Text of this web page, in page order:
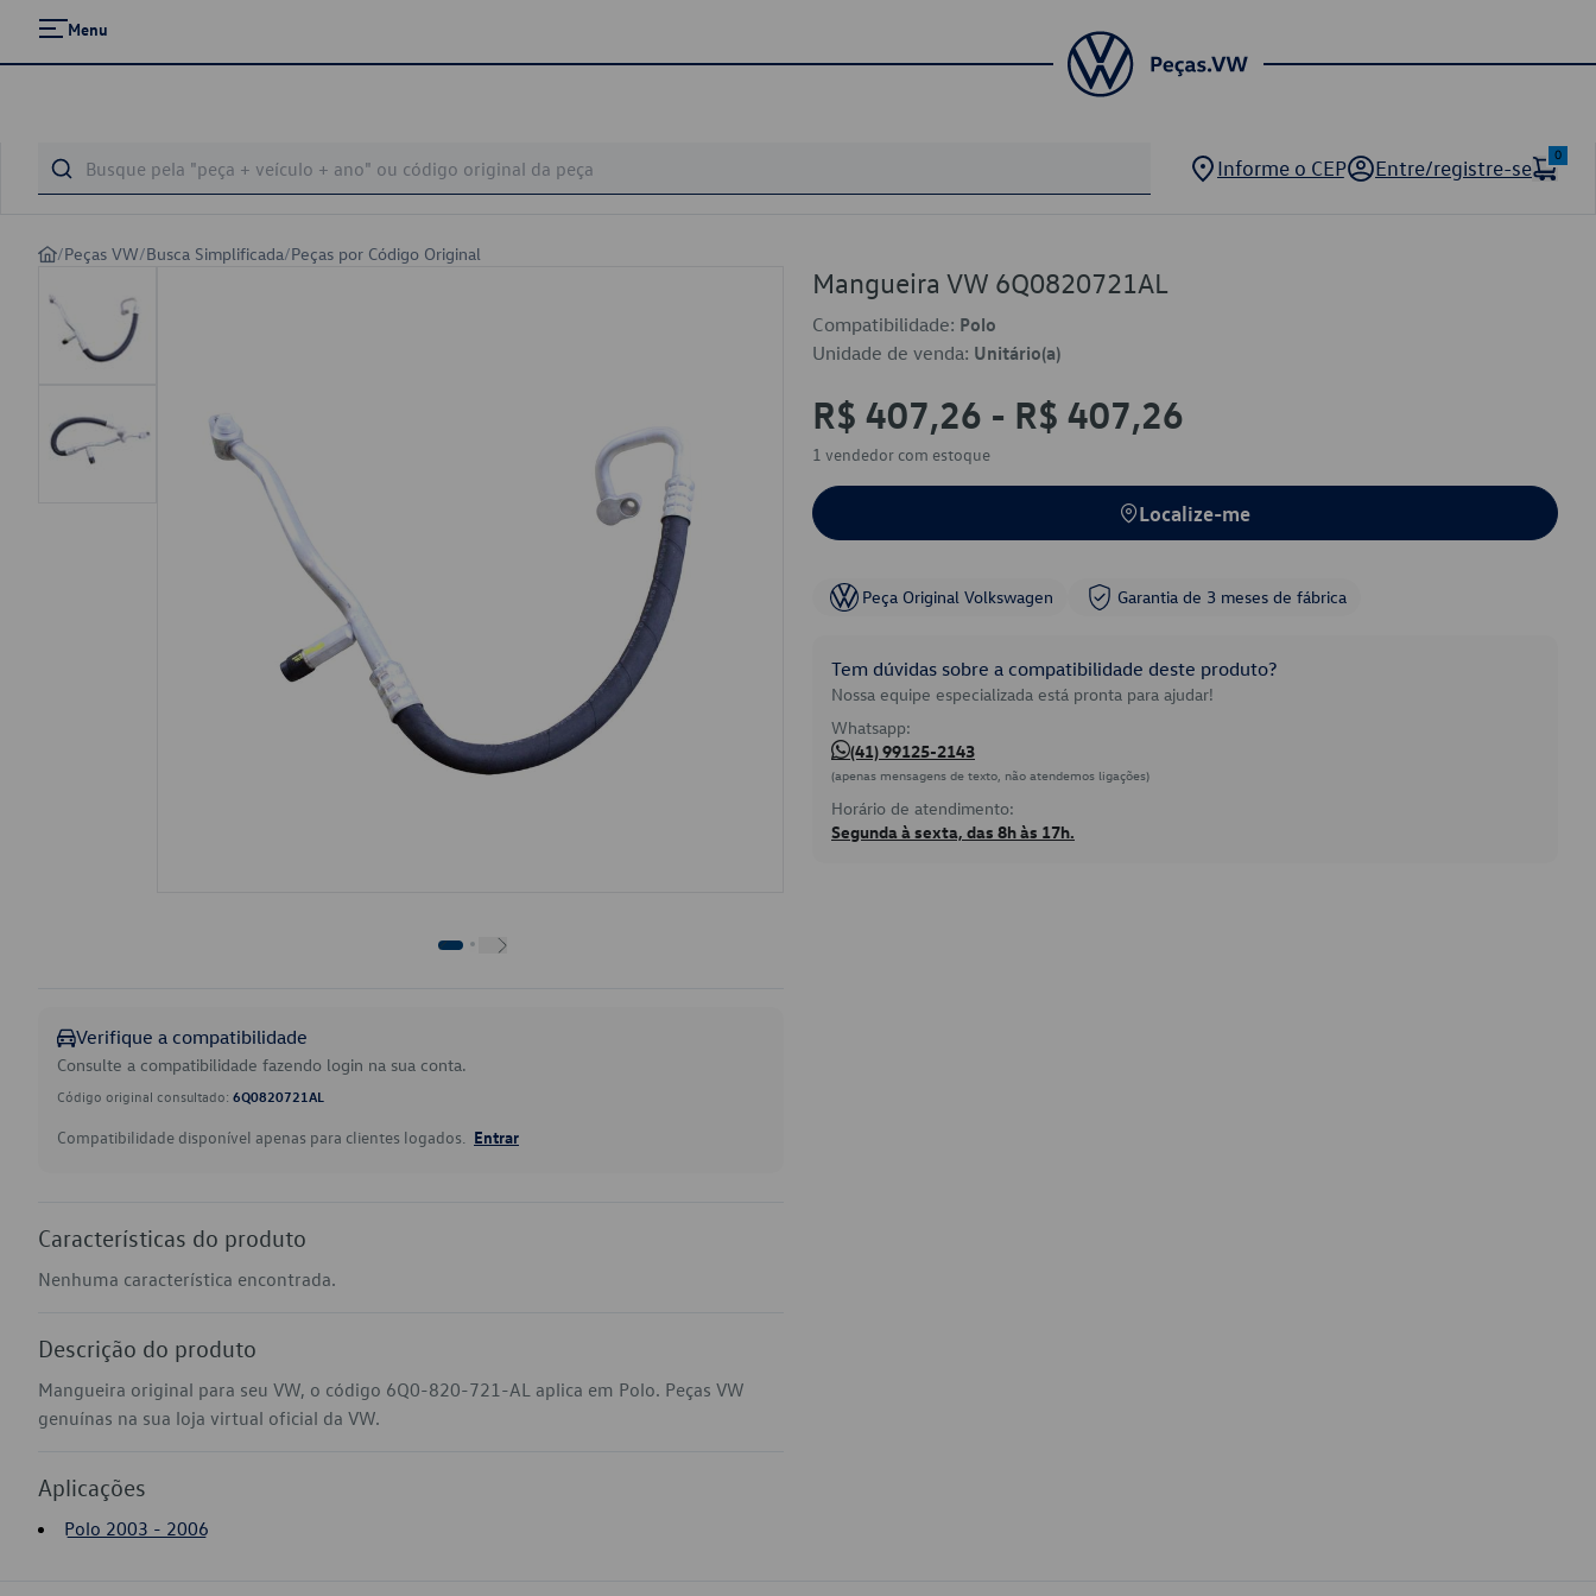
Menu
Informe o CEP Entre/registre-se
0
/Peças VW/Busca Simplificada/Peças por Código Original
Verifique a compatibilidade
Consulte a compatibilidade fazendo login na sua conta.
Código original consultado: 6Q0820721AL
Compatibilidade disponível apenas para clientes logados. Entrar
Características do produto
Nenhuma característica encontrada.
Descrição do produto
Mangueira original para seu VW, o código 6Q0-820-721-AL aplica em Polo. Peças VW
genuínas na sua loja virtual oficial da VW.
Aplicações
Polo 2003 - 2006
Mangueira VW 6Q0820721AL
Compatibilidade: Polo
Unidade de venda: Unitário(a)
R$ 407,26 - R$ 407,26
1 vendedor com estoque
Localize-me
Peça Original Volkswagen Garantia de 3 meses de fábrica
Tem dúvidas sobre a compatibilidade deste produto?
Nossa equipe especializada está pronta para ajudar!
Whatsapp:
(41) 99125-2143
(apenas mensagens de texto, não atendemos ligações)
Horário de atendimento:
Segunda à sexta, das 8h às 17h.